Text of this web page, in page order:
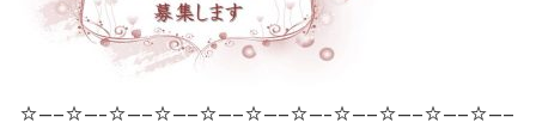
☆—–☆—-☆—–☆—–☆—–☆—–☆—-☆—–☆—–☆—–☆—–